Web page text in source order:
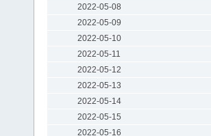
2022-05-08
2022-05-09
2022-05-10
2022-05-11
2022-05-12
2022-05-13
2022-05-14
2022-05-15
2022-05-16